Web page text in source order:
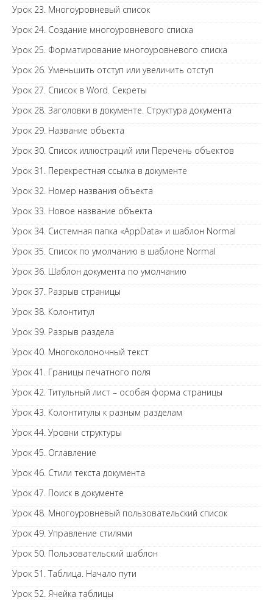
Урок 23. Многоуровневый список
Урок 24. Создание многоуровневого списка
Урок 25. Форматирование многоуровневого списка
Урок 26. Уменьшить отступ или увеличить отступ
Урок 27. Список в Word. Секреты
Урок 28. Заголовки в документе. Структура документа
Урок 29. Название объекта
Урок 30. Список иллюстраций или Перечень объектов
Урок 31. Перекрестная ссылка в документе
Урок 32. Номер названия объекта
Урок 33. Новое название объекта
Урок 34. Системная папка «AppData» и шаблон Normal
Урок 35. Список по умолчанию в шаблоне Normal
Урок 36. Шаблон документа по умолчанию
Урок 37. Разрыв страницы
Урок 38. Колонтитул
Урок 39. Разрыв раздела
Урок 40. Многоколоночный текст
Урок 41. Границы печатного поля
Урок 42. Титульный лист – особая форма страницы
Урок 43. Колонтитулы к разным разделам
Урок 44. Уровни структуры
Урок 45. Оглавление
Урок 46. Стили текста документа
Урок 47. Поиск в документе
Урок 48. Многоуровневый пользовательский список
Урок 49. Управление стилями
Урок 50. Пользовательский шаблон
Урок 51. Таблица. Начало пути
Урок 52. Ячейка таблицы